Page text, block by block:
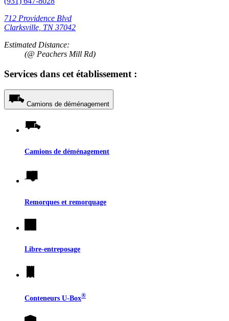
712 Providence Blvd
Clarksville, TN 37042
Estimated Distance:
(@ Peachers Mill Rd)
Services dans cet établissement :
Camions de déménagement
Camions de déménagement
Remorques et remorquage
Libre-entreposage
Conteneurs U-Box®